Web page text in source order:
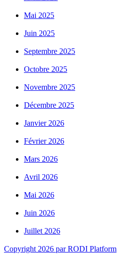
Mai 2025
Juin 2025
Septembre 2025
Octobre 2025
Novembre 2025
Décembre 2025
Janvier 2026
Février 2026
Mars 2026
Avril 2026
Mai 2026
Juin 2026
Juillet 2026
Copyright 2026 par RODI Platform